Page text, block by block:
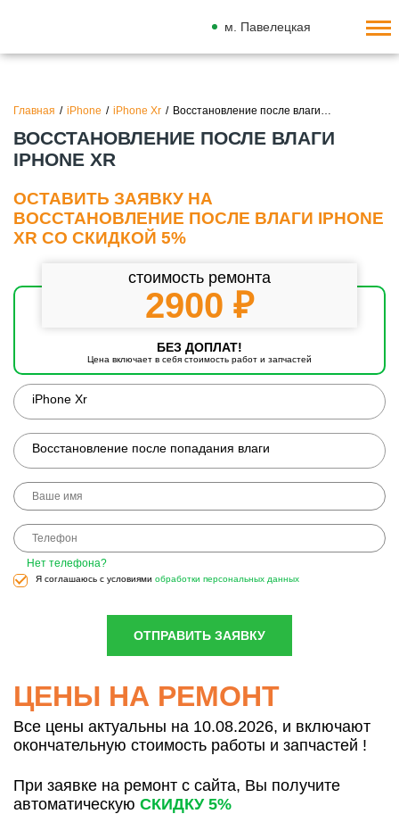
м. Павелецкая
Главная / iPhone / iPhone Xr / Восстановление после влаги…
ВОССТАНОВЛЕНИЕ ПОСЛЕ ВЛАГИ
IPHONE XR
ОСТАВИТЬ ЗАЯВКУ НА
ВОССТАНОВЛЕНИЕ ПОСЛЕ ВЛАГИ IPHONE
XR СО СКИДКОЙ 5%
iPhone Xr
Восстановление после попадания влаги
Нет телефона?
Я соглашаюсь с условиями обработки персональных данных
ОТПРАВИТЬ ЗАЯВКУ
стоимость ремонта
2900 ₽
БЕЗ ДОПЛАТ!
Цена включает в себя стоимость работ и запчастей
ЦЕНЫ НА РЕМОНТ
Все цены актуальны на 10.08.2026, и включают
окончательную стоимость работы и запчастей !
При заявке на ремонт с сайта, Вы получите
автоматическую СКИДКУ 5%